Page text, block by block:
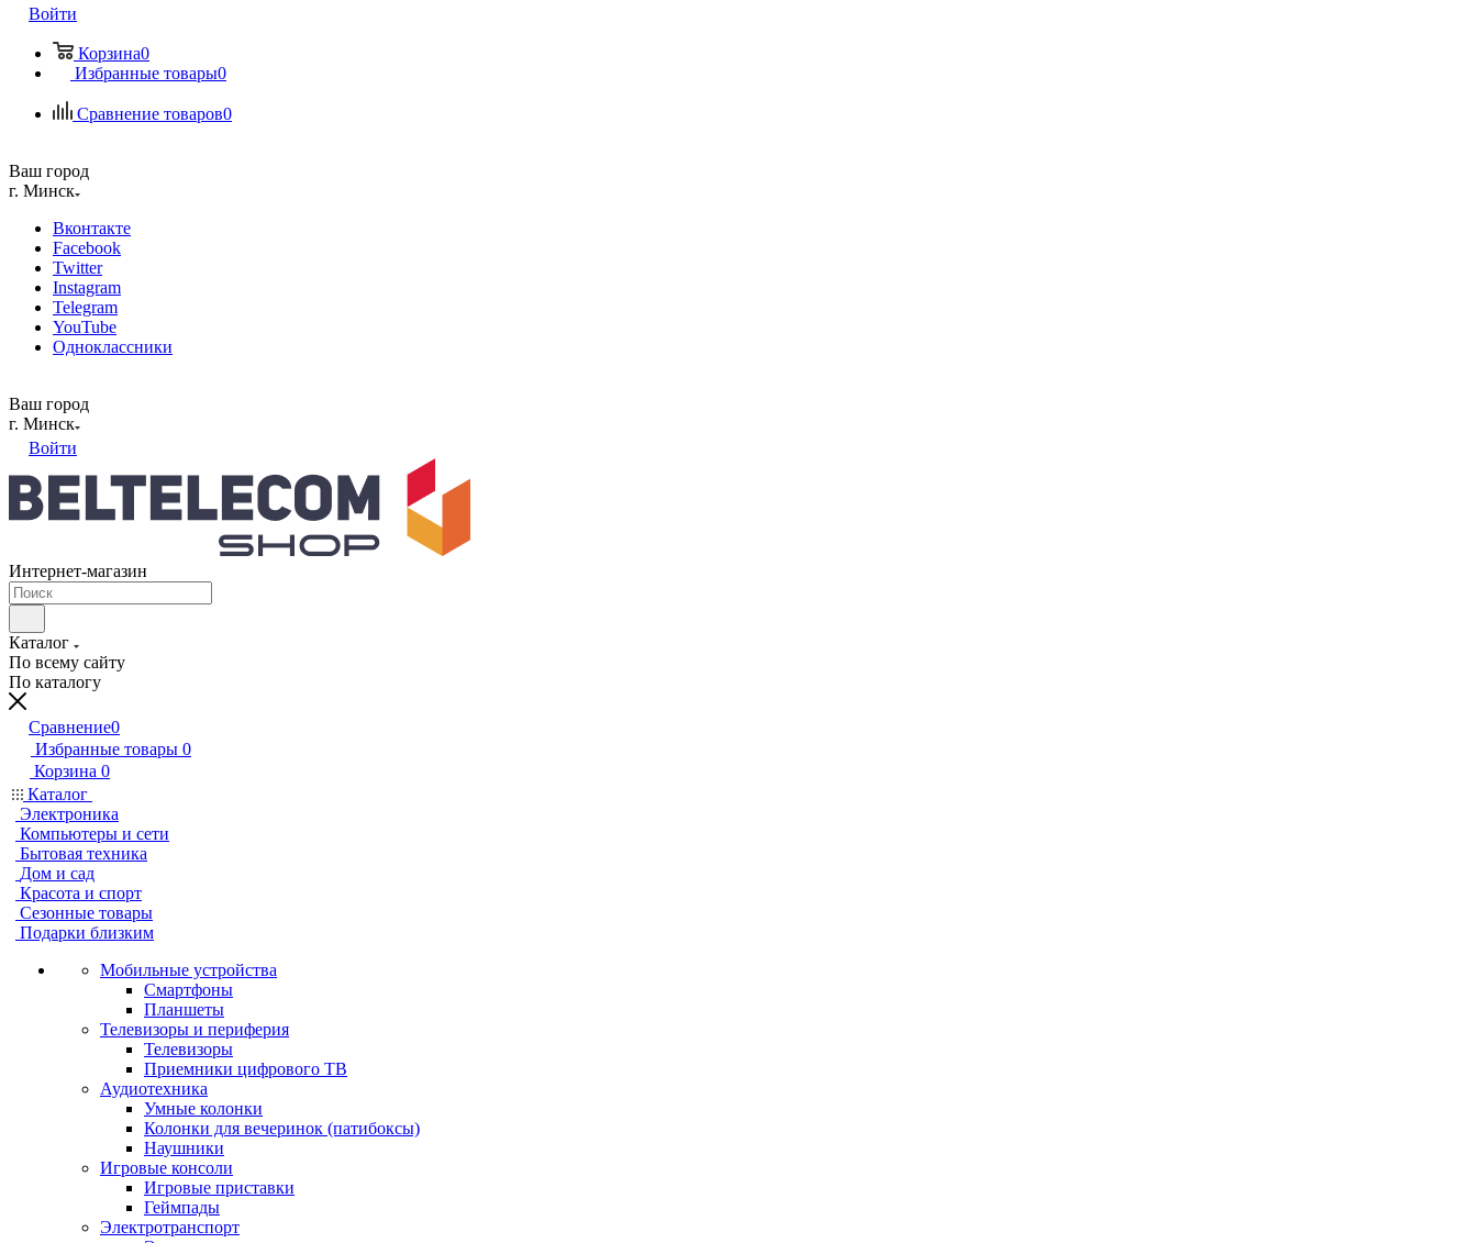
Войти
Корзина0
Избранные товары0
Сравнение товаров0
Ваш город
г. Минск
Вконтакте
Facebook
Twitter
Instagram
Telegram
YouTube
Одноклассники
Ваш город
г. Минск
Войти
Интернет-магазин
Каталог
По всему сайту
По каталогу
Сравнение0
Избранные товары 0
Корзина 0
Каталог
Электроника
Компьютеры и сети
Бытовая техника
Дом и сад
Красота и спорт
Сезонные товары
Подарки близким
Мобильные устройства
Смартфоны
Планшеты
Телевизоры и периферия
Телевизоры
Приемники цифрового ТВ
Аудиотехника
Умные колонки
Колонки для вечеринок (патибоксы)
Наушники
Игровые консоли
Игровые приставки
Геймпады
Электротранспорт